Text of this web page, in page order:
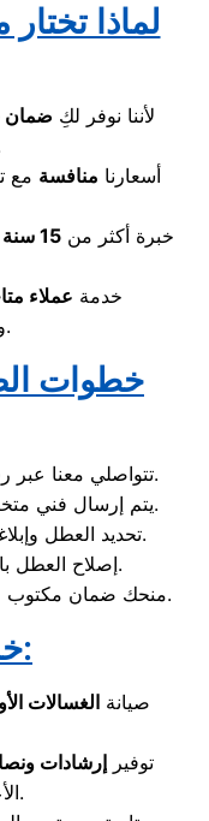
لماذا
لأننا نوفر لكِ ضمان
أسعارنا منافسة مع
خبرة أكثر من15 سنة
خدمة عملاء متاحة
والاستفسارات.
خطوات
📞 تتواصلي معنا عبر رقم خدمة عملاء ال جي طوخ.
🚚 يتم إرسال فني متخصص لمنزلك لفحص الغسالة.
🔎 تحديد العطل وإبلاغكِ بالتكلفة قبل بدء الإصلاح.
🛠️ إصلاح العطل.
📝 منحك ضمان مكتوب على الخدمة والقطع المستبدلة.
خدمات إضافية:
صيانة الغسالات
توفيرإرشادات
الأعطال المتكررة.